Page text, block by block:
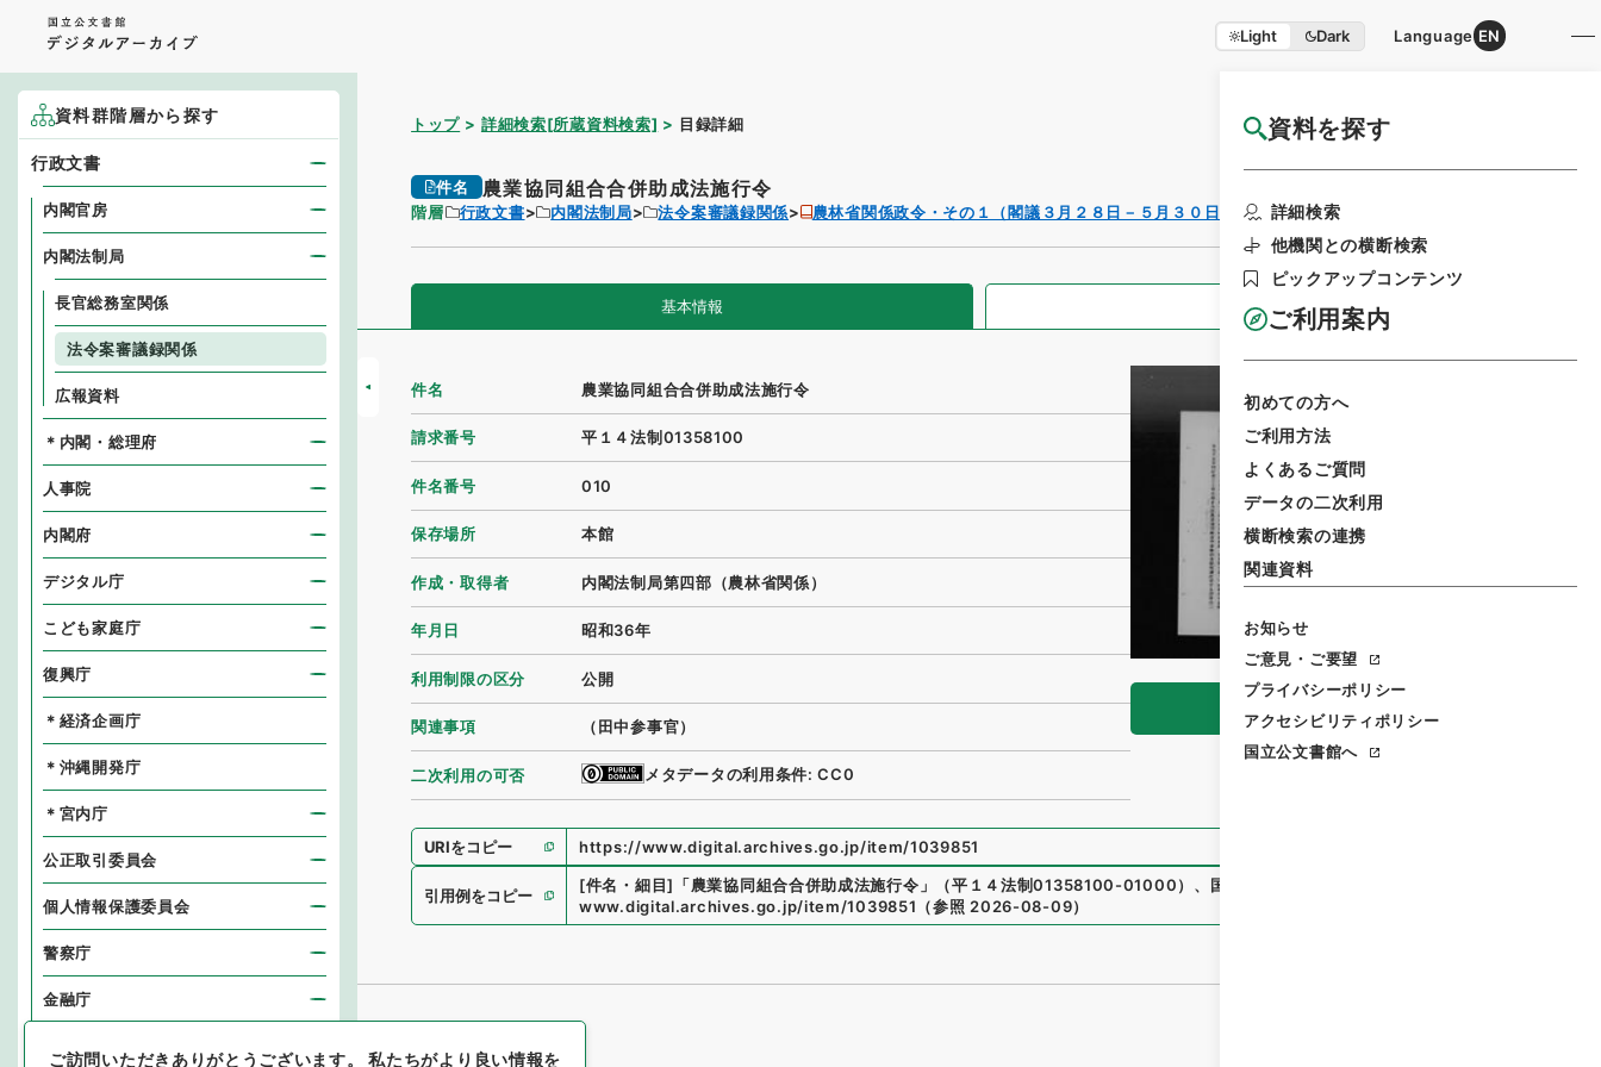
Light Dark Language EN
資料を探す
詳細検索
他機関との横断検索
ピックアップコンテンツ
ご利用案内
初めての方へ
ご利用方法
よくあるご質問
データの二次利用
横断検索の連携
関連資料
お知らせ
ご意見・ご要望
プライバシーポリシー
アクセシビリティポリシー
国立公文書館へ
トップ 詳細検索[所蔵資料検索] 目録詳細 国立公文書館HP利用案内
件名 農業協同組合合併助成法施行令
階層 行政文書 内閣法制局 法令案審議録関係 農林省関係政令・その１（閣議３月２８日－５月３０日）昭和３６年
基本情報 全ての情報
件名 農業協同組合合併助成法施行令
請求番号 平１４法制01358100
件名番号 010
保存場所 本館
作成・取得者 内閣法制局第四部（農林省関係）
年月日 昭和36年
利用制限の区分 公開
関連事項 （田中参事官）
二次利用の可否 メタデータの利用条件: CC0
URIをコピー https://www.digital.archives.go.jp/item/1039851
引用例をコピー
[件名・細目] 「農業協同組合合併助成法施行令 」 （平１４法制01358100-01000） 、 国立公文書館デジタルアーカイブ
www.digital.archives.go.jp/item/1039851 （参照 2026-08-09）
資料群階層から探す
行政文書
内閣官房
内閣法制局
長官総務室関係
法令案審議録関係
広報資料
＊内閣・総理府
人事院
内閣府
デジタル庁
こども家庭庁
復興庁
＊経済企画庁
＊沖縄開発庁
＊宮内庁
公正取引委員会
個人情報保護委員会
警察庁
金融庁
ご訪問いただきありがとうございます。私たちがより良い情報を